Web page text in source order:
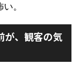
。
が、観客の気